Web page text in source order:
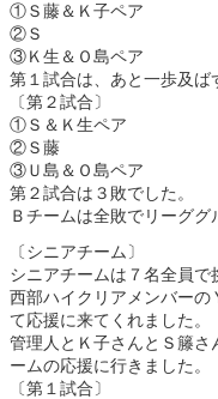
①Ｓ藤＆Ｋ子ペア
②Ｓ
③Ｋ生＆Ｏ島ペア
第１試合は、あと一歩及ば
〔第２試合〕
①Ｓ＆Ｋ生ペア
②Ｓ藤
③Ｕ島＆Ｏ島ペア
第２試合は３敗でした。
Ｂチームは全敗でリーググ
〔シニアチーム〕
シニアチームは７名全員で
西部ハイクリアメンバーの
て応援に来てくれました。
管理人とＫ子さんとＳ籐さ
ームの応援に行きました。
〔第１試合〕